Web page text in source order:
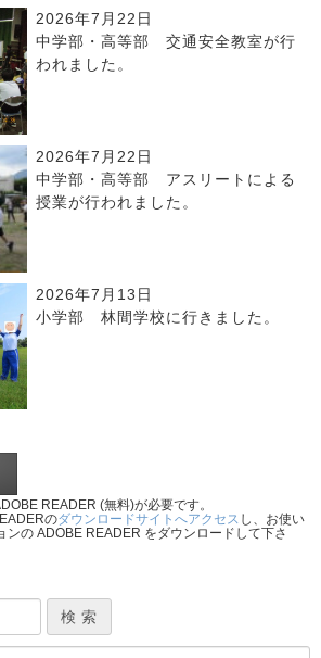
2026年7月22日
中学部・高等部 交通安全教室が行
われました。
2026年7月22日
中学部・高等部 アスリートによる
授業が行われました。
2026年7月13日
小学部 林間学校に行きました。
READER (無料)が必要です。
のダウンロードサイトへアクセス し、お使い
ンの ADOBE READER をダウンロードして下さ